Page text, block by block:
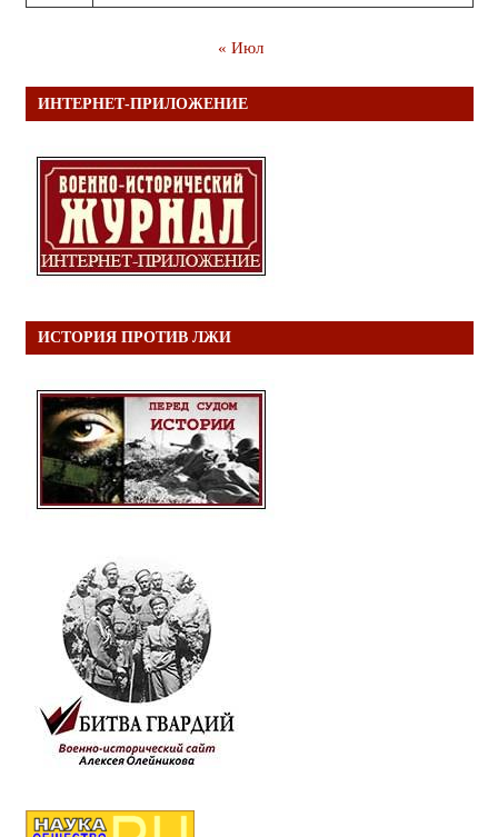
« Июл
ИНТЕРНЕТ-ПРИЛОЖЕНИЕ
ИСТОРИЯ ПРОТИВ ЛЖИ